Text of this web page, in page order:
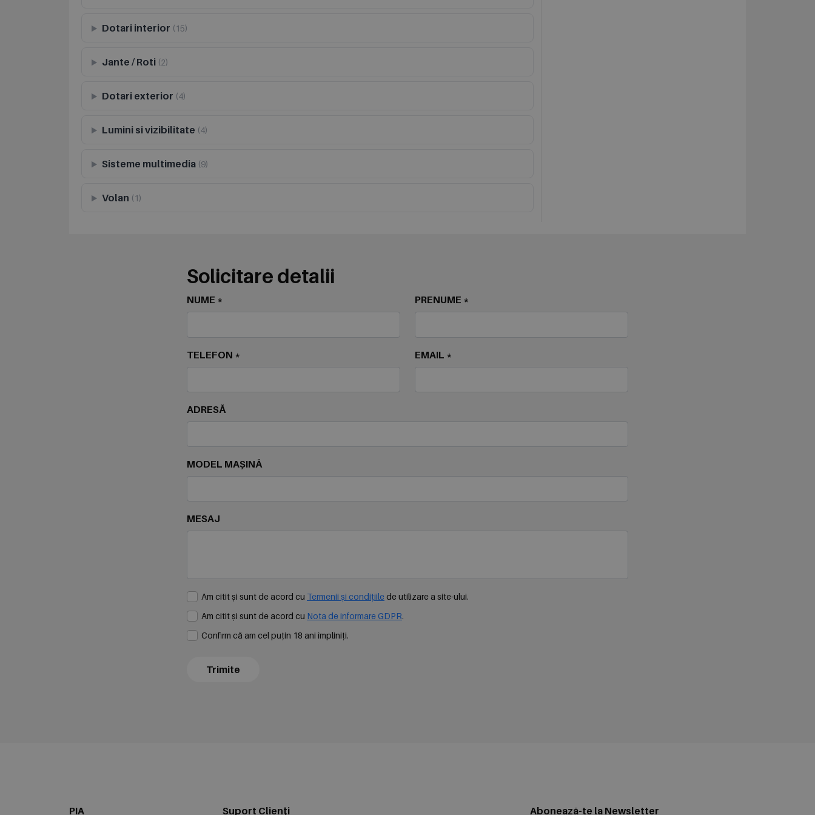
Dotari interior (15)
Jante / Roti(2)
Dotari exterior (4)
Lumini si vizibilitate (4)
Sisteme multimedia(9)
Volan (1)
Solicitare detalii
NUME * PRENUME *
TELEFON * EMAIL *
ADRESĂ
MODEL MAȘINĂ
MESAJ
Am citit și sunt de acord cu Termenii și condițiilede utilizare a site-ului.
Am citit și sunt de acord cu Nota de informare GDPR.
Confirm că am cel puțin 18 ani împliniți.
Trimite
PIA Suport Clienți Abonează-te la Newsletter